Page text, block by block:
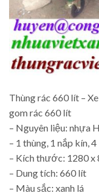
Thùng rác 660 lít –
gom rác 660 lít
– Nguyên liệu: nhựa
– 1 thùng, 1 nắp kín,
– Kích thước: 1280 x
– Dung tích: 660 lít
– Màu sắc: xanh lá